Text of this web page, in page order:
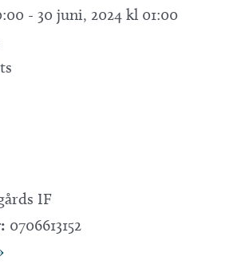
- 30 juni, 2024 kl 01:00
IF
0706613152